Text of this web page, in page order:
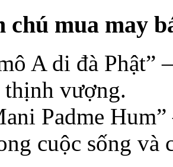
chú mua may
A di đà Phật”
thịnh vượng.
Padme
cuộc sống và